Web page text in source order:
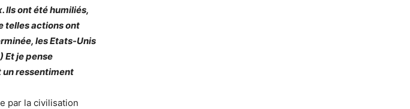
Ils ont été humiliés,
telles actions ont
les Etats-Unis
Et je pense
un ressentiment
par la civilisation